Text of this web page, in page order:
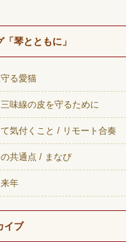
「琴とともに」
る愛猫
味線の皮を守るために
気付くこと / リモート合奏
共通点 / まなび
年
イブ